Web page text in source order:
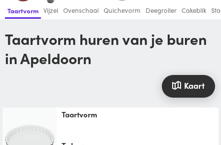
Taartvorm Vijzel Ovenschaal Quichevorm Deegroller Cakeblik
Taartvorm huren van je buren
in Apeldoorn
Kaart
Taartvorm